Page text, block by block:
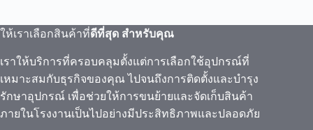
ให้เราเลือกสินค้าที่ดีที่สุด สำหรับคุณ
เราให้บริการที่ครอบคลุมตั้งแต่การเลือกใช้อุปกรณ์ที่
เหมาะสมกับธุรกิจของคุณ ไปจนถึงการติดตั้งและบำรุง
รักษาอุปกรณ์ เพื่อช่วยให้การขนย้ายและจัดเก็บสินค้า
ภายในโรงงานเป็นไปอย่างมีประสิทธิภาพและปลอดภัย